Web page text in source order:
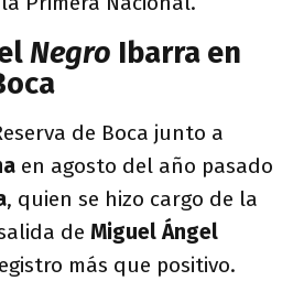
Negro Ibarra en
de Boca junto a
en agosto del año pasado
, quien se hizo cargo de la
de Miguel Ángel
más que positivo.